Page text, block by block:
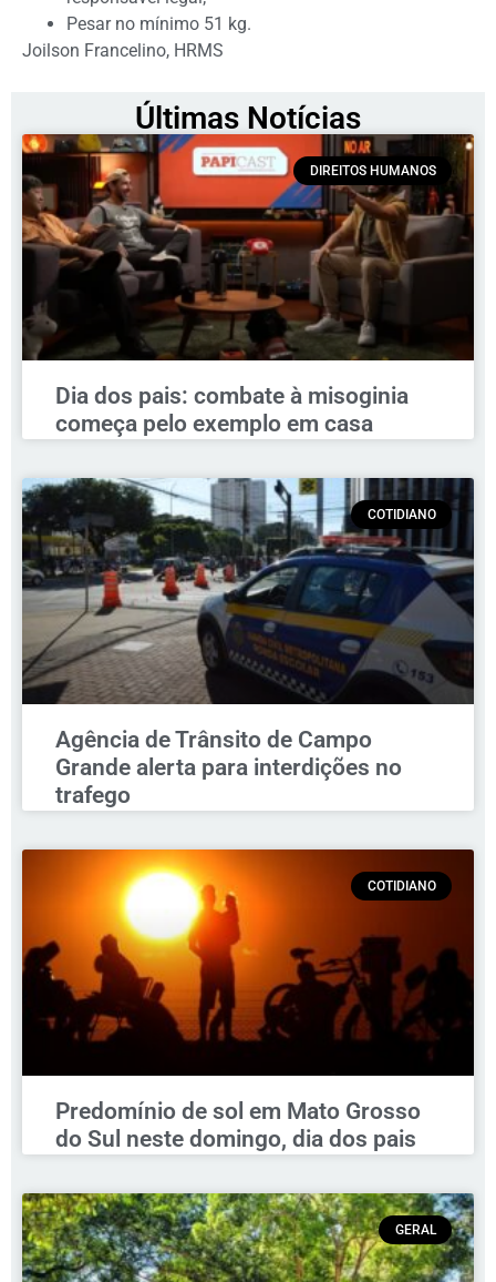
Pesar no mínimo 51 kg.
Joilson Francelino, HRMS
Últimas Notícias
DIREITOS HUMANOS
Dia dos pais: combate à misoginia
começa pelo exemplo em casa
COTIDIANO
Agência de Trânsito de Campo
Grande alerta para interdições no
trafego
COTIDIANO
Predomínio de sol em Mato Grosso
do Sul neste domingo, dia dos pais
GERAL